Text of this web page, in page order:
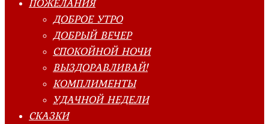
ДОБРОЕ УТРО
ДОБРЫЙ ВЕЧЕР
СПОКОЙНОЙ НОЧИ
ВЫЗДОРАВЛИВАЙ!
КОМПЛИМЕНТЫ
УДАЧНОЙ НЕДЕЛИ
СКАЗКИ